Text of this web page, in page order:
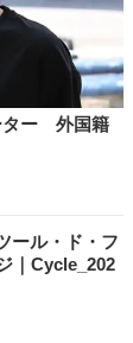
ター 外国籍
ール・ド・フ
｜Cycle_202